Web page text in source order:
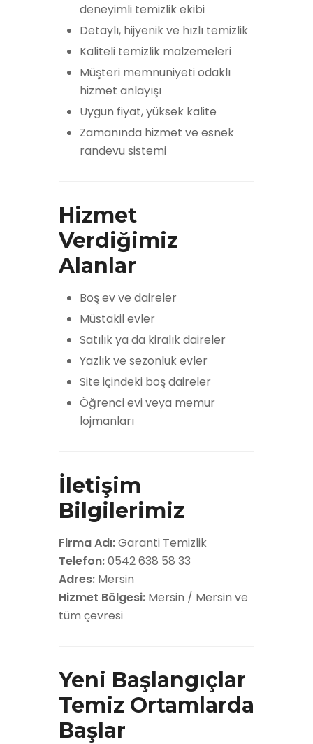
deneyimli temizlik ekibi
Detaylı, hijyenik ve hızlı temizlik
Kaliteli temizlik malzemeleri
Müşteri memnuniyeti odaklı
hizmet anlayışı
Uygun fiyat, yüksek kalite
Zamanında hizmet ve esnek
randevu sistemi
Hizmet
Verdiğimiz
Alanlar
Boş ev ve daireler
Müstakil evler
Satılık ya da kiralık daireler
Yazlık ve sezonluk evler
Site içindeki boş daireler
Öğrenci evi veya memur
lojmanları
İletişim
Bilgilerimiz
Firma Adı:Garanti Temizlik
Telefon:0542 638 58 33
Adres: Mersin
Hizmet Bölgesi: Mersin / Mersin ve
tüm çevresi
Yeni Başlangıçlar
Temiz Ortamlarda
Başlar